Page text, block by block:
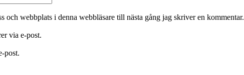
och webbplats i denna webbläsare till nästa gång jag skriver en kommentar.
via e-post.
post.